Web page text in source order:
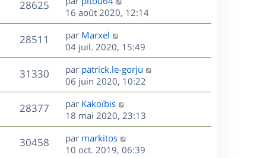
g
e
s
s
a
g
e
r
m
e
s
s
a
g
e
i
e
r
m
e
s
s
a
g
e
28625V
u
s
e
r
n
i
e
r
m
e
s
s
a
g
e
16 août 2020, 12:14
28511
u
s
D
e
r
n
i
e
r
m
e
s
s
par Marxel
04 juil. 2020, 15:49
31330V
u
s
D
e
r
n
i
e
r
m
par patrick.le-gorju
06 juin 2020, 10:22
28377V
u
e
D
e
r
n
i
par Kakoïbis
18 mai 2020, 23:13
30458V
D
e
par markitos
10 oct. 2019, 06:39